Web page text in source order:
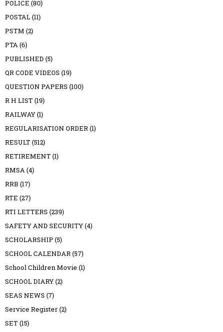
POLICE (80)
POSTAL(11)
PSTM (2)
PTA(6)
PUBLISHED (5)
QR CODE VIDEOS (19)
QUESTION PAPERS (100)
R H LIST(19)
RAILWAY(1)
REGULARISATION ORDER(1)
RESULT(512)
RETIREMENT(1)
RMSA(4)
RRB (17)
RTE (27)
RTI LETTERS (239)
SAFETY AND SECURITY(4)
SCHOLARSHIP (5)
SCHOOL CALENDAR(57)
School Children Movie (1)
SCHOOL DIARY(2)
SEAS NEWS (7)
Service Register(2)
SET(15)